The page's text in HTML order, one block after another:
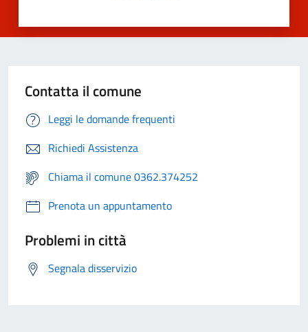
Contatta il comune
Leggi le domande frequenti
Richiedi Assistenza
Chiama il comune 0362.374252
Prenota un appuntamento
Problemi in città
Segnala disservizio